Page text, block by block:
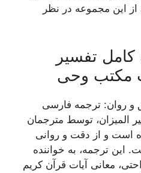
از این مجموعه در نظر
تفسیر
مکتب وحی
و روان: ترجمه فارسی
المیزان، توسط مترجمان
است و از دقت و روانی
این ترجمه، به خواننده
معانی آیات قرآن کریم